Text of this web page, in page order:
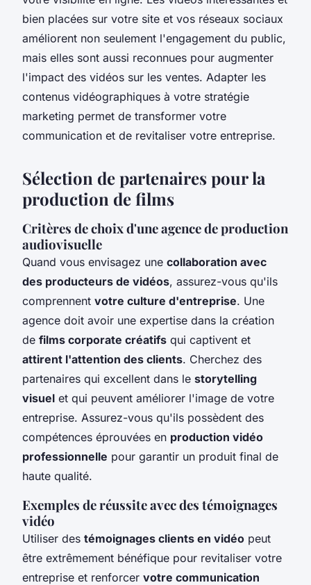
bien placées sur votre site et vos réseaux sociaux
améliorent non seulement l'engagement du public,
mais elles sont aussi reconnues pour augmenter
l'impact des vidéos sur les ventes. Adapter les
contenus vidéographiques à votre stratégie
marketing permet de transformer votre
communication et de revitaliser votre entreprise.
Sélection de partenaires pour la
production de films
Critères de choix d'une agence de production
audiovisuelle
Quand vous envisagez une collaboration avec
des producteurs de vidéos, assurez-vous qu'ils
comprennent votre culture d'entreprise. Une
agence doit avoir une expertise dans la création
de films corporate créatifs qui captivent et
attirent l'attention des clients. Cherchez des
partenaires qui excellent dans le storytelling
visuel et qui peuvent améliorer l'image de votre
entreprise. Assurez-vous qu'ils possèdent des
compétences éprouvées en production vidéo
professionnelle pour garantir un produit final de
haute qualité.
Exemples de réussite avec des témoignages
vidéo
Utiliser des témoignages clients en vidéo peut
être extrêmement bénéfique pour revitaliser votre
entreprise et renforcer votre communication